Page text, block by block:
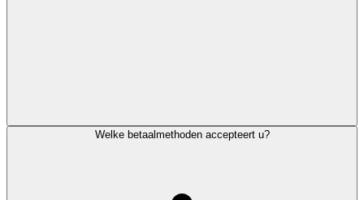
Welke betaalmethoden accepteert u?